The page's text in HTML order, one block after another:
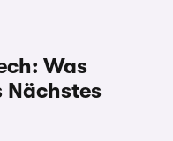
Was
Nächstes